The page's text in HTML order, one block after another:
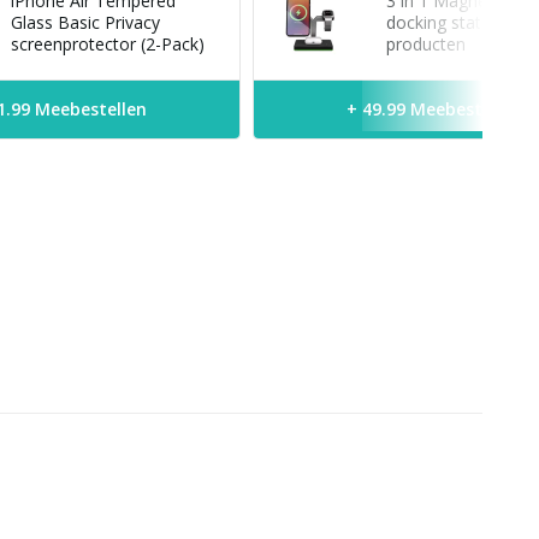
Glass Basic Privacy
screenprotector (2-Pack)
Meebestellen
docking station
producten
+ 49.99 Meebestellen